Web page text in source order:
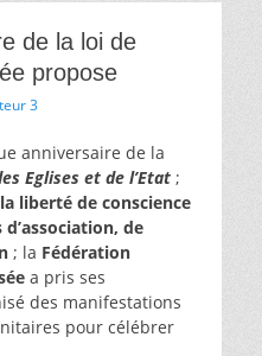
de la loi de
propose
3
anniversaire de la
Eglises et de l’Etat ;
liberté de conscience
de
; la Fédération
a pris ses
des manifestations
pour célébrer